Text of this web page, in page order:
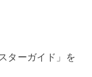
ターガイド」を